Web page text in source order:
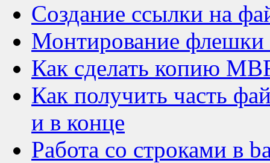
Создание ссылки на
Монтирование флешки
Как сделать копию
Как получить часть
и в конце
Работа со строками в